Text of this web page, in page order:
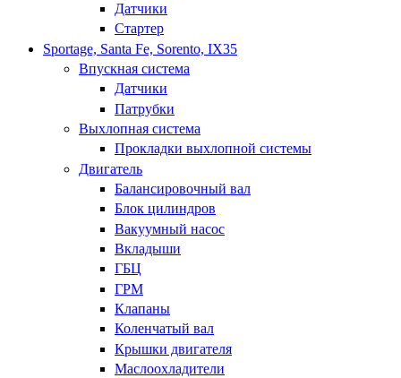
Датчики
Стартер
Sportage, Santa Fe, Sorento, IX35
Впускная система
Датчики
Патрубки
Выхлопная система
Прокладки выхлопной системы
Двигатель
Балансировочный вал
Блок цилиндров
Вакуумный насос
Вкладыши
ГБЦ
ГРМ
Клапаны
Коленчатый вал
Крышки двигателя
Маслоохладители